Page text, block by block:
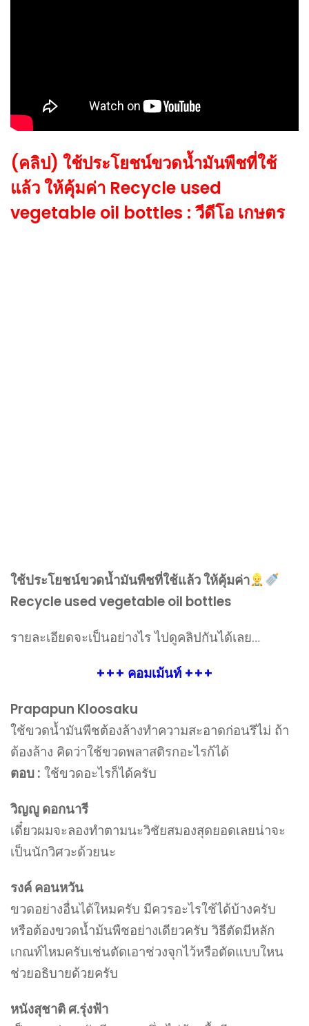
(คลิป) ใช้ประโยชน์ขวดน้ำมันพืชที่ใช้
แล้ว ให้คุ้มค่า Recycle used
vegetable oil bottles : วีดีโอ เกษตร
ใช้ประโยชน์ขวดน้ำมันพืชที่ใช้แล้ว ให้คุ้มค่า
Recycle used vegetable oil bottles
รายละเอียดจะเป็นอย่างไร ไปดูคลิปกันได้เลย…
+++ คอมเม้นท์ +++
Prapapun Kloosaku
ใช้ขวดน้ำมันพืชต้องล้างทำความสะอาดก่อนรึไม่ ถ้า
ต้องล้าง คิดว่าใช้ขวดพลาสติรกอะไรก้ได้
ตอบ : ใช้ขวดอะไรก็ได้ครับ
วิญญู ดอกนารี
เดี๋ยวผมจะลองทำตามนะวิชัยสมองสุดยอดเลยน่าจะ
เป็นนักวิศวะด้วยนะ
รงค์ คอนหวัน
ขวดอย่างอื่นได้ใหมครับ มีควรอะไรใช้ได้บ้างครับ
หรือต้องขวดน้ำม้นพืชอย่างเดียวครับ วิธีตัดมีหลัก
เกณท์ไหมครับเช่นตัดเอาช่วงจุกไว้หรือตัดแบบใหน
ช่วยอธิบายด้วยครับ
หนังสุชาติ ศ.รุ่งฟ้า